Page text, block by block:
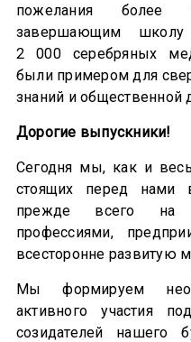
пожелания более
завершающим
2 000 серебряных
были примером для
знаний и общественной
Дорогие выпускники!
Сегодня мы, как и
стоящих перед нами
прежде всего на
профессиями,
всесторонне развитую
Мы формируем
активного участия
созидателей нашего